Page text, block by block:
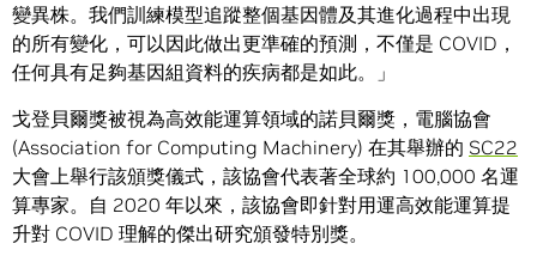
變異株。我們訓練模型追蹤整個基因體及其進化過程中出現
的所有變化，可以因此做出更準確的預測，不僅是 COVID，
任何具有足夠基因組資料的疾病都是如此。」
戈登貝爾獎被視為高效能運算領域的諾貝爾獎，電腦協會
(Association for Computing Machinery) 在其舉辦的 SC22
大會上舉行該頒獎儀式，該協會代表著全球約 100,000 名運
算專家。自 2020 年以來，該協會即針對用運高效能運算提
升對 COVID 理解的傑出研究頒發特別獎。